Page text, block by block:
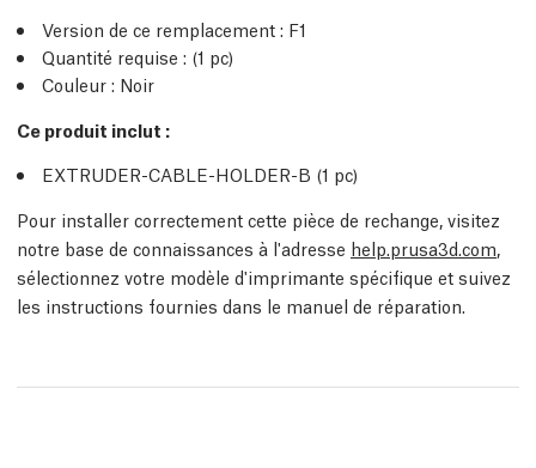
Version de ce remplacement : F1
Quantité requise : (1 pc)
Couleur : Noir
Ce produit inclut :
EXTRUDER-CABLE-HOLDER-B (1 pc)
Pour installer correctement cette pièce de rechange, visitez
notre base de connaissances à l'adresse help.prusa3d.com,
sélectionnez votre modèle d'imprimante spécifique et suivez
les instructions fournies dans le manuel de réparation.